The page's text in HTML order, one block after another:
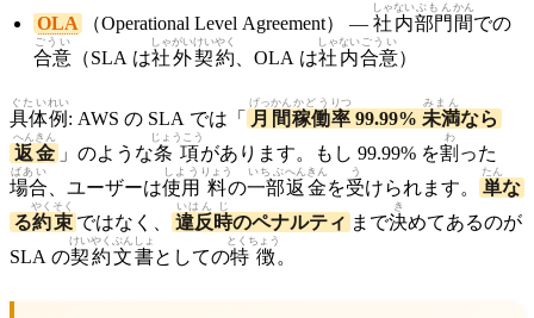
OLA （Operational Level Agreement） — 社内
しゃない
部門
ぶもん
間
かん
での
合意
ごうい
（SLA は社外
しゃがい
契約
けいやく
、OLA は社内
しゃない
合意
ごうい
）
具体
ぐたい
例
れい
: AWS の SLA では「 月間
げっかん
稼働
かどう
率
りつ
99.99% 未満
みまん
なら
返金
へんきん
」のような条項
じょうこう
があります。もし 99.99% を割
わ
った
場合
ばあい
、ユーザーは使用
しよう
料
りょう
の一部
いちぶ
返金
へんきん
を受
う
けられます。 単
たん
な
る約束
やくそく
ではなく、 違反
いはん
時
じ
のペナルティ まで決
き
めてあるのが
SLA の契約
けいやく
文書
ぶんしょ
としての特徴
とくちょう
。